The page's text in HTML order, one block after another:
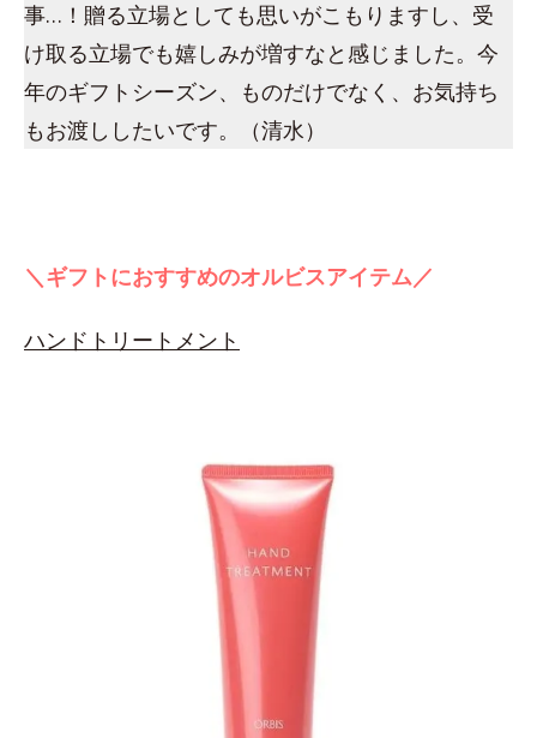
事…！贈る立場としても思いがこもりますし、受
け取る立場でも嬉しみが増すなと感じました。今
年のギフトシーズン、ものだけでなく、お気持ち
もお渡ししたいです。（清水）
＼ギフトにおすすめのオルビスアイテム／
ハンドトリートメント